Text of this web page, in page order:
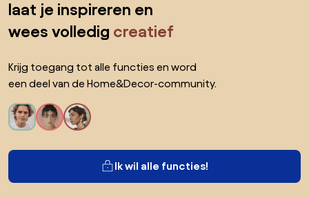
laat je inspireren en
wees volledig creatief
Krijg toegang tot alle functies en word
een deel van de Home&Decor-community.
Ik wil alle functies!